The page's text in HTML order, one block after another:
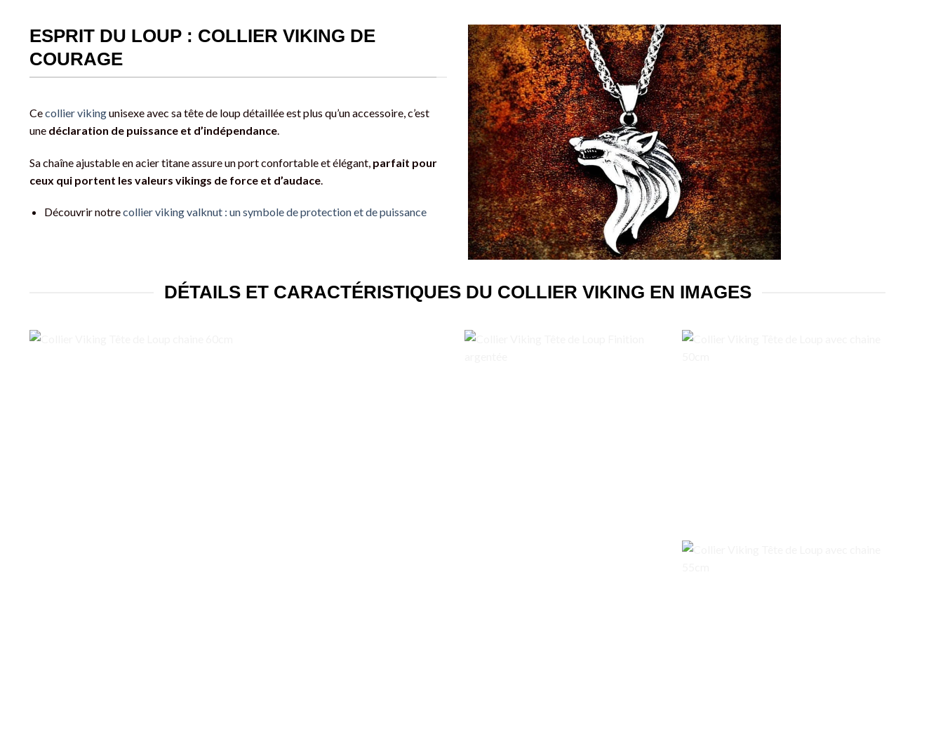
ESPRIT DU LOUP : COLLIER VIKING DE
COURAGE
Cecollier vikingunisexe avec sa tête de loup détaillée est plus qu’un accessoire, c’est
une déclaration de puissance et d’indépendance
Sa chaîne ajustable en acier titane assure un port confortable et élégant, parfait pour
ceux qui portent les valeurs vikings de force et d’audace
Découvrir notrecollier viking valknut : un symbole de protection et de puissance
DÉTAILS ET CARACTÉRISTIQUES DU COLLIER VIKING EN IMAGES